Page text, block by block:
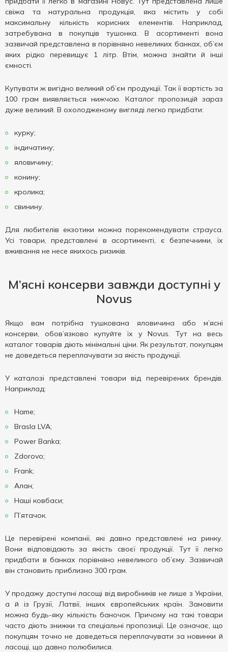
свіжа та натуральна продукція, яка містить у собі
максимальну кількість корисних елементів. Наприклад,
затребувана в покупців тушонка. В асортименті вона
зазвичай представлена в ​​порівняно невеликих банках, об’єм
яких рідко перевищує 1 літр. Втім, можна знайти й інші
ємності.
Купувати ж вигідно великий об’єм продукції. Так її вартість за
100 грам виявляється нижчою. Каталог пропозицій зараз
дуже великий. В охолодженому вигляді легко придбати:
курку;
індичатину;
яловичину;
конину;
кролика;
свинину.
Для любителів екзотики можна порекомендувати страуса.
Усі товари, представлені в асортименті, є безпечними, їх
вживання не несе якихось ризиків.
М’ясні консерви завжди доступні у
Novus
Якщо вам потрібна тушкована яловичина або м’ясні
консерви, обов’язково купуйте їх у Novus. Тут на весь
каталог товарів діють мінімальні ціни. Як результат, покупцям
не доведеться переплачувати за якість продукції.
У каталозі представлені товари від перевірених брендів.
Наприклад:
Hame;
Brasla LVA;
Power Banka;
Zdorovo;
Frank;
Алан;
Наші ковбаси;
П’ятачок.
Це перевірені компанії, які давно представлені на ринку.
Вони відповідають за якість своєї продукції. Тут її легко
придбати в банках порівняно невеликого об’єму. Зазвичай
він становить приблизно 300 грам.
У продажу доступні ласощі від виробників не лише з України,
а й із Грузії, Латвії, інших європейських країн. Замовити
можна будь-яку кількість баночок. Причому на такі товари
часто діють знижки та спеціальні пропозиції. Це означає, що
покупцям точно не доведеться переплачувати за новинки й
ласощі, що давно полюбилися.